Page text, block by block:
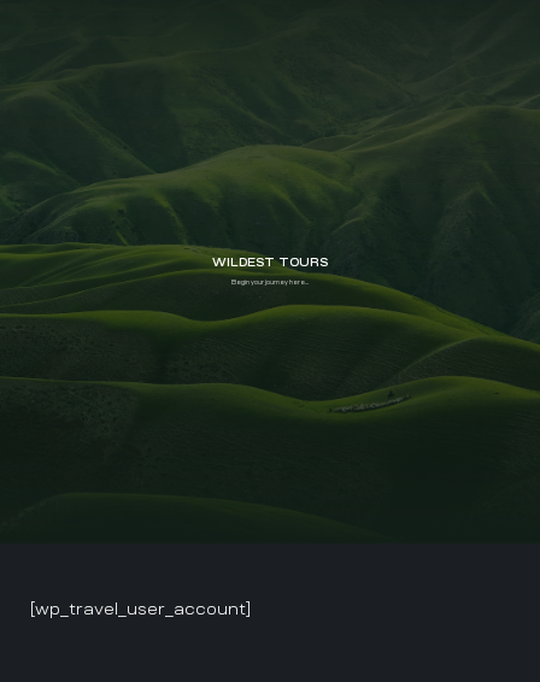
WILDEST TOURS
Begin your journey here...
[wp_travel_user_account]